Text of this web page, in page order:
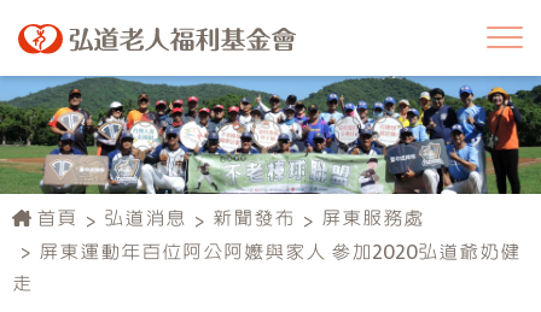
首頁 弘道消息 新聞發布
屏東服務處
屏東運動年百位阿公阿嬤與家人 參加2020弘道爺奶健
走